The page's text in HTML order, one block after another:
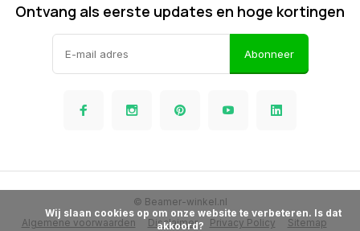
Ontvang als eerste updates en hoge kortingen
Abonneer
Algemene voorwaarden Disclaimer Privacy Policy Sitemap
© Beamer-winkel.nl
akkoord?